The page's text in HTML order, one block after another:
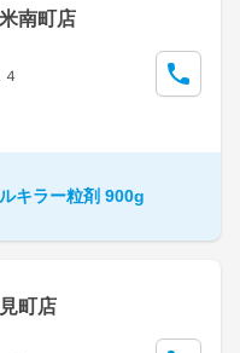
南町店
キラー粒剤 900g
町店